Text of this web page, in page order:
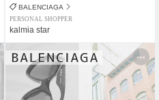
BALENCIAGA
PERSONAL SHOPPER
kalmia star